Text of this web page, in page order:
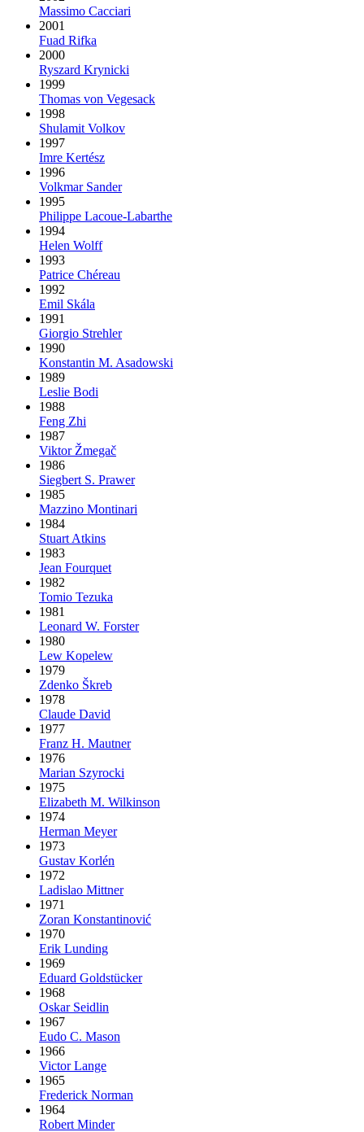
Massimo Cacciari
2001
Fuad Rifka
2000
Ryszard Krynicki
1999
Thomas von Vegesack
1998
Shulamit Volkov
1997
Imre Kertész
1996
Volkmar Sander
1995
Philippe Lacoue-Labarthe
1994
Helen Wolff
1993
Patrice Chéreau
1992
Emil Skála
1991
Giorgio Strehler
1990
Konstantin M. Asadowski
1989
Leslie Bodi
1988
Feng Zhi
1987
Viktor Žmegač
1986
Siegbert S. Prawer
1985
Mazzino Montinari
1984
Stuart Atkins
1983
Jean Fourquet
1982
Tomio Tezuka
1981
Leonard W. Forster
1980
Lew Kopelew
1979
Zdenko Škreb
1978
Claude David
1977
Franz H. Mautner
1976
Marian Szyrocki
1975
Elizabeth M. Wilkinson
1974
Herman Meyer
1973
Gustav Korlén
1972
Ladislao Mittner
1971
Zoran Konstantinović
1970
Erik Lunding
1969
Eduard Goldstücker
1968
Oskar Seidlin
1967
Eudo C. Mason
1966
Victor Lange
1965
Frederick Norman
1964
Robert Minder